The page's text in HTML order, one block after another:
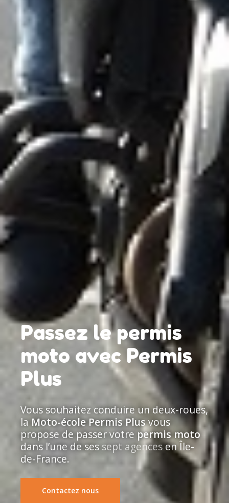
Passez le permis
moto avec Permis
Plus
Vous souhaitez conduire un deux-roues,
la Moto-école Permis Plusvous
propose de passer votre permis moto
dans l’une de sessept agencesen Île-
de-France.
Contactez nous